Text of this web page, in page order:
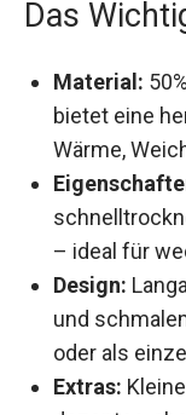
Das
Material:
bietet eine
Wärme,
wechselnde
Design:
und
oder als